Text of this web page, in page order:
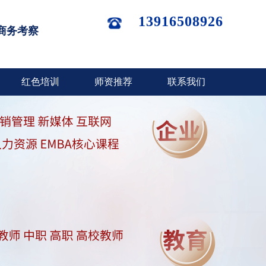
务考察
13916508926
红色培训 师资推荐 联系我们